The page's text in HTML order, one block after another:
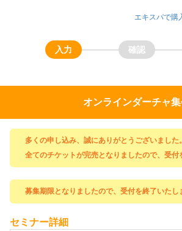
エキスパで購
オンラインダーチャ
多くの申し込み、誠にありがとうございました。
全てのチケットが完売となりましたので、受付
募集期限となりましたので、受付を終了いたし
セミナー詳細